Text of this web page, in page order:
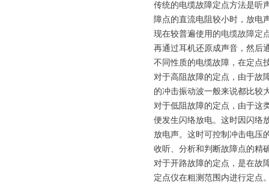
传统的电缆故障定点方法是听
障点的直流电阻较小时，放电
现在较普遍使用的电缆故障定
再通过耳机还原成声音，然后
不同性质的电缆故障，在定点
对于高阻故障的定点，由于故
的冲击振动波一般来说都比较
对于低阻故障的定点，由于这
便发生闪络放电。这时因闪络
放电声。这时可控制冲击电压
收听、分析和判断故障点的精
对于开路故障的定点，是在故
定点仪在粗测范围内进行定点